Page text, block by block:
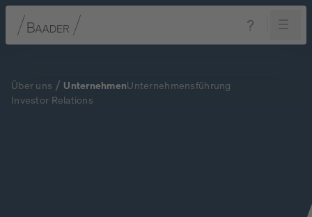
Über uns UnternehmenUnternehmensführung
Investor Relations